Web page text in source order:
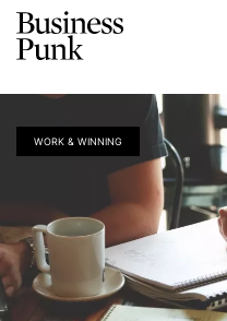
WORK & WINNING